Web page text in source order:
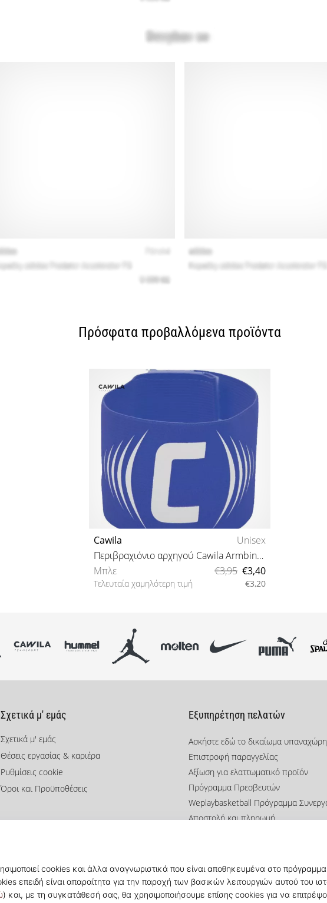
Πρόσφατα προβαλλόμενα προϊόντα
Cawila
Unisex
Περιβραχιόνιο αρχηγού Cawila Armbinde C Klett
Μπλε
€3,95 €3,40
Τελευταία χαμηλότερη τιμή €3,20
Σχετικά μ' εμάς
Σχετικά μ' εμάς
Θέσεις εργασίας & καριέρα
Ρυθμίσεις cookie
Όροι και Προϋποθέσεις
Εξυπηρέτηση πελατών
Ασκήστε εδώ το δικαίωμα
Επιστροφή παραγγελίας
Αξίωση για ελαττωματικό προϊόν
Πρόγραμμα Πρεσβευτών
Weplaybasketball Πρόγραμμα
Αποστολή και πληρωμή
Συχνές ερωτήσεις
Πολιτική απορρήτου